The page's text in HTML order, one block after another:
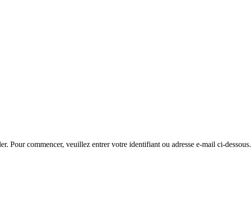
Pour commencer, veuillez entrer votre identifiant ou adresse e-mail ci-dessous.